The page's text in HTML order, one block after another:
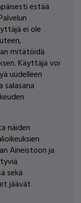
estää
ei ole
mitätöidä
Käyttäjä voi
uudelleen
salasana
näiden
Aineistoon ja
sekä
jäävät